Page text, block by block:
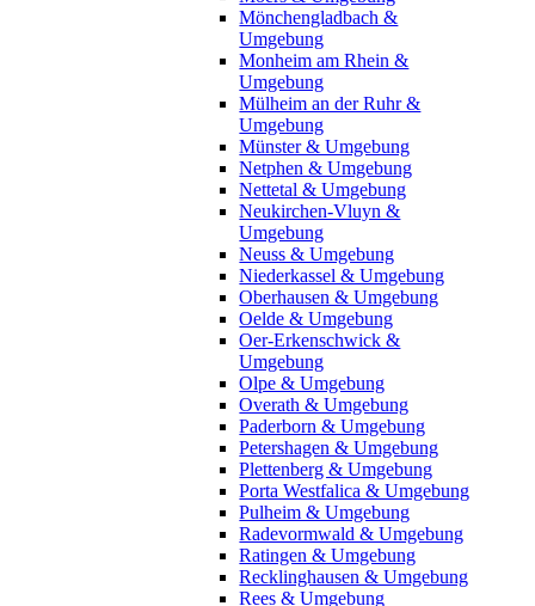
Mönchengladbach &
Umgebung
Monheim am Rhein &
Umgebung
Mülheim an der Ruhr &
Umgebung
Münster & Umgebung
Netphen & Umgebung
Nettetal & Umgebung
Neukirchen-Vluyn &
Umgebung
Neuss & Umgebung
Niederkassel & Umgebung
Oberhausen & Umgebung
Oelde & Umgebung
Oer-Erkenschwick &
Umgebung
Olpe & Umgebung
Overath & Umgebung
Paderborn & Umgebung
Petershagen & Umgebung
Plettenberg & Umgebung
Porta Westfalica & Umgebung
Pulheim & Umgebung
Radevormwald & Umgebung
Ratingen & Umgebung
Recklinghausen & Umgebung
Rees & Umgebung